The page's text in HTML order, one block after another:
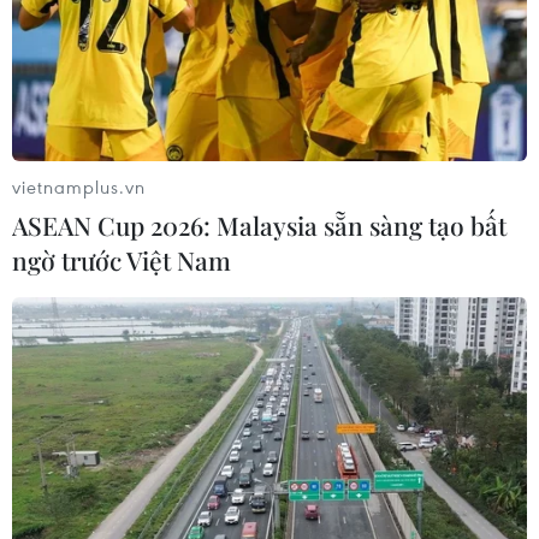
biệt, không có tiền lệ, là hình mẫu của quan hệ
quốc tế./.
(TTXVN/Vietnam+)
vietnamplus.vn
ASEAN Cup 2026: Malaysia sẵn sàng tạo bất
ngờ trước Việt Nam